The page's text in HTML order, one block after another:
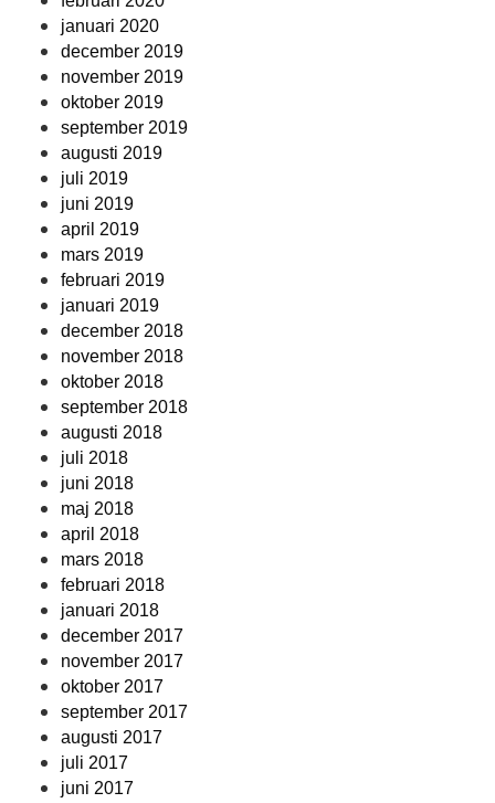
januari 2020
december 2019
november 2019
oktober 2019
september 2019
augusti 2019
juli 2019
juni 2019
april 2019
mars 2019
februari 2019
januari 2019
december 2018
november 2018
oktober 2018
september 2018
augusti 2018
juli 2018
juni 2018
maj 2018
april 2018
mars 2018
februari 2018
januari 2018
december 2017
november 2017
oktober 2017
september 2017
augusti 2017
juli 2017
juni 2017